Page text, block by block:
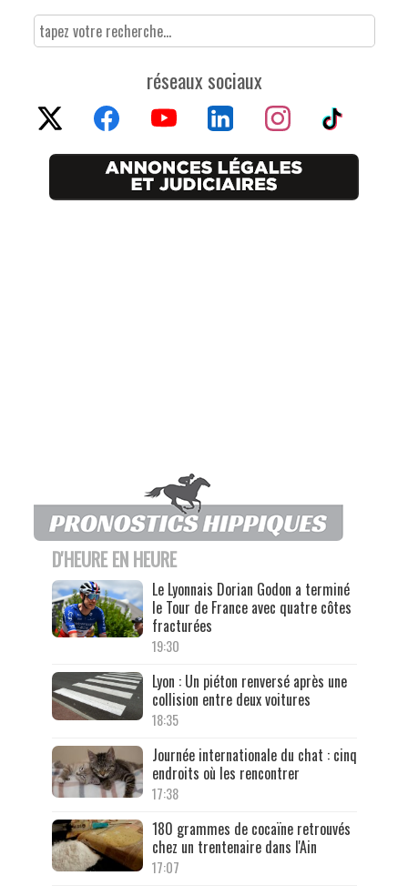
réseaux sociaux
D'HEURE EN HEURE
Le Lyonnais Dorian Godon a terminé
le Tour de France avec quatre côtes
fracturées
19:30
Lyon : Un piéton renversé après une
collision entre deux voitures
18:35
Journée internationale du chat : cinq
endroits où les rencontrer
17:38
180 grammes de cocaïne retrouvés
chez un trentenaire dans l'Ain
17:07